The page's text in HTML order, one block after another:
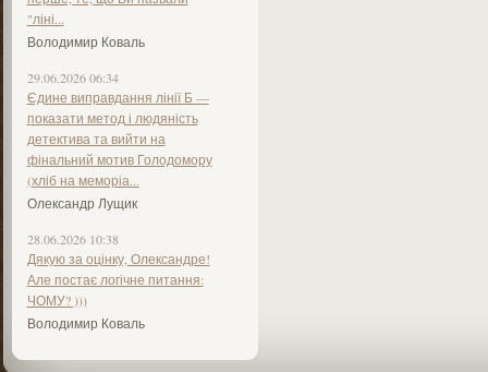
"ліні...
Володимир Коваль
29.06.2026 06:34
Єдине виправдання лінії Б —
показати метод і людяність
детектива та вийти на
фінальний мотив Голодомору
(хліб на меморіа...
Олександр Лущик
28.06.2026 10:38
Дякую за оцінку, Олександре!
Але постає логічне питання:
ЧОМУ? )))
Володимир Коваль